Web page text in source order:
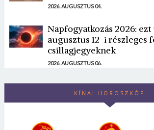
2026. AUGUSZTUS 04.
Napfogyatkozás 2026: ezt
augusztus 12-i részleges
csillagjegyeknek
2026. AUGUSZTUS 06.
KÍNAI HOROSZKÓP